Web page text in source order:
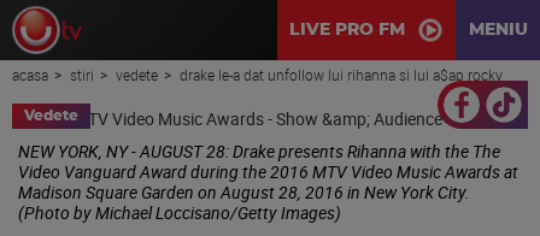
LIVE PRO FM MENIU
acasa stiri vedete drake le-a dat unfollow lui rihanna si lui a$ap rocky
Vedete
NEW YORK, NY - AUGUST 28: Drake presents Rihanna with the The
Video Vanguard Award during the 2016 MTV Video Music Awards at
Madison Square Garden on August 28, 2016 in New York City.
(Photo by Michael Loccisano/Getty Images)